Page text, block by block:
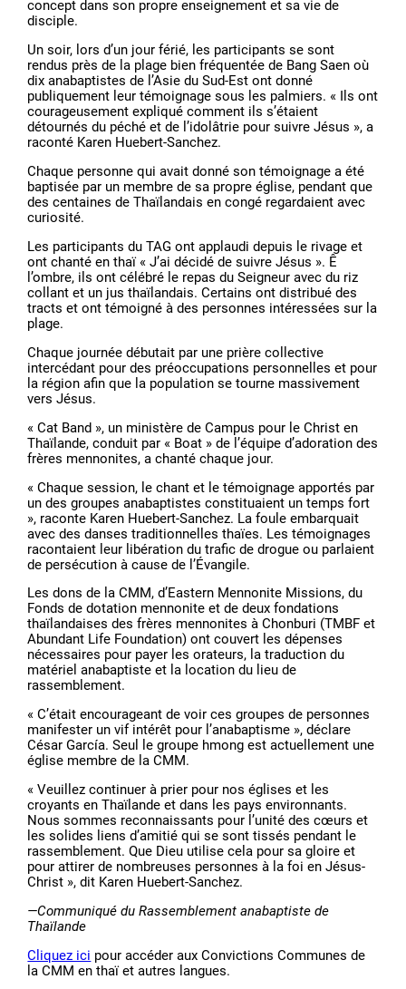
concept dans son propre enseignement et sa vie de
disciple.
Un soir, lors d’un jour férié, les participants se sont
rendus près de la plage bien fréquentée de Bang Saen où
dix anabaptistes de l’Asie du Sud-Est ont donné
publiquement leur témoignage sous les palmiers. « Ils ont
courageusement expliqué comment ils s’étaient
détournés du péché et de l’idolâtrie pour suivre Jésus », a
raconté Karen Huebert-Sanchez.
Chaque personne qui avait donné son témoignage a été
baptisée par un membre de sa propre église, pendant que
des centaines de Thaïlandais en congé regardaient avec
curiosité.
Les participants du TAG ont applaudi depuis le rivage et
ont chanté en thaï « J’ai décidé de suivre Jésus ». Ê
l’ombre, ils ont célébré le repas du Seigneur avec du riz
collant et un jus thaïlandais. Certains ont distribué des
tracts et ont témoigné à des personnes intéressées sur la
plage.
Chaque journée débutait par une prière collective
intercédant pour des préoccupations personnelles et pour
la région afin que la population se tourne massivement
vers Jésus.
« Cat Band », un ministère de Campus pour le Christ en
Thaïlande, conduit par « Boat » de l’équipe d’adoration des
frères mennonites, a chanté chaque jour.
« Chaque session, le chant et le témoignage apportés par
un des groupes anabaptistes constituaient un temps fort
», raconte Karen Huebert-Sanchez. La foule embarquait
avec des danses traditionnelles thaïes. Les témoignages
racontaient leur libération du trafic de drogue ou parlaient
de persécution à cause de l’Évangile.
Les dons de la CMM, d’Eastern Mennonite Missions, du
Fonds de dotation mennonite et de deux fondations
thaïlandaises des frères mennonites à Chonburi (TMBF et
Abundant Life Foundation) ont couvert les dépenses
nécessaires pour payer les orateurs, la traduction du
matériel anabaptiste et la location du lieu de
rassemblement.
« C’était encourageant de voir ces groupes de personnes
manifester un vif intérêt pour l’anabaptisme », déclare
César García. Seul le groupe hmong est actuellement une
église membre de la CMM.
« Veuillez continuer à prier pour nos églises et les
croyants en Thaïlande et dans les pays environnants.
Nous sommes reconnaissants pour l’unité des cœurs et
les solides liens d’amitié qui se sont tissés pendant le
rassemblement. Que Dieu utilise cela pour sa gloire et
pour attirer de nombreuses personnes à la foi en Jésus-
Christ », dit Karen Huebert-Sanchez.
—Communiqué du Rassemblement anabaptiste de
Thaïlande
Cliquez ici pour accéder aux Convictions Communes de
la CMM en thaï et autres langues.